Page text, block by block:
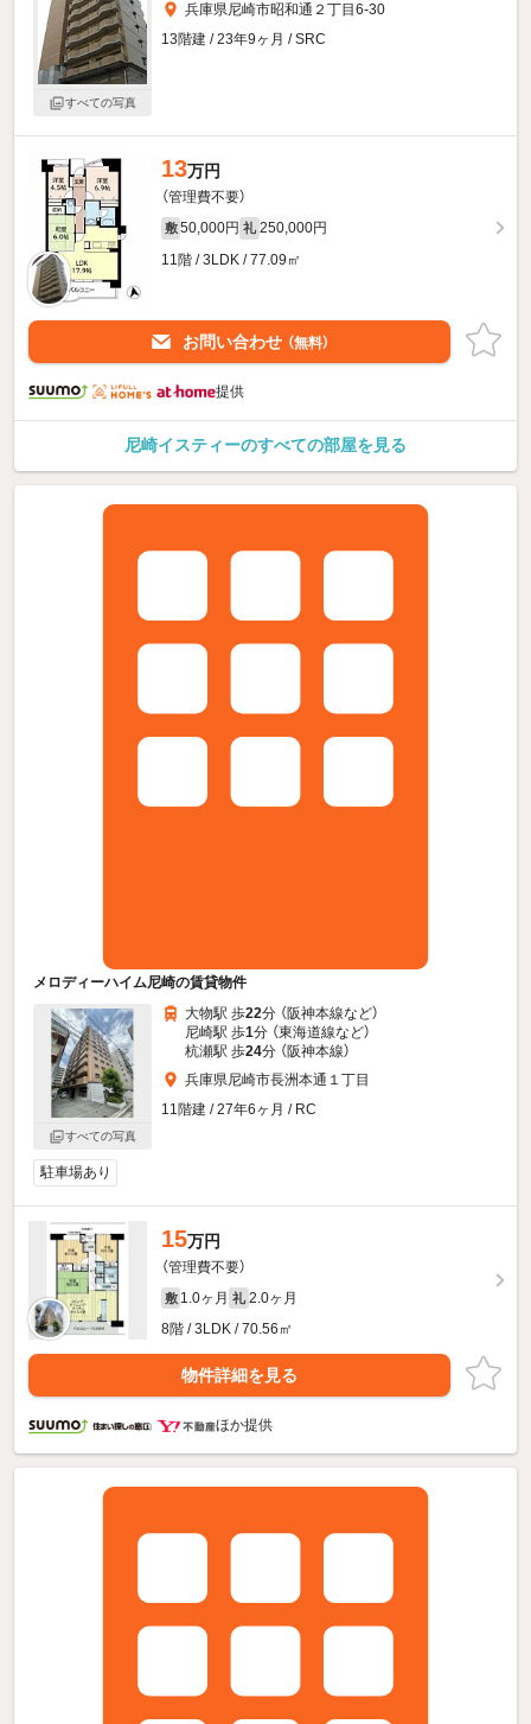
すべての写真
兵庫県尼崎市昭和通２丁目6-30
13階建 / 23年9ヶ月 / SRC
13万円
（管理費不要）
敷 50,000円 礼 250,000円
11階 / 3LDK / 77.09㎡
お問い合わせ （無料）
提供
尼崎イスティーのすべての部屋を見る
メロディーハイム尼崎の賃貸物件
すべての写真
大物駅 歩22分 （阪神本線など）
尼崎駅 歩1分 （東海道線など）
杭瀬駅 歩24分 （阪神本線）
兵庫県尼崎市長洲本通１丁目
11階建 / 27年6ヶ月 / RC
駐車場あり
15万円
（管理費不要）
敷 1.0ヶ月 礼 2.0ヶ月
8階 / 3LDK / 70.56㎡
物件詳細を見る
ほか提供